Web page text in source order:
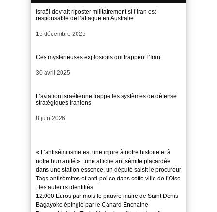
Israël devrait riposter militairement si l’Iran est
responsable de l’attaque en Australie
Date
15 décembre 2025
Ces mystérieuses explosions qui frappent l’Iran
Date
30 avril 2025
L’aviation israélienne frappe les systèmes de défense
stratégiques iraniens
Date
8 juin 2026
« L’antisémitisme est une injure à notre histoire et à
notre humanité » : une affiche antisémite placardée
dans une station essence, un député saisit le procureur
Tags antisémites et anti-police dans cette ville de l’Oise
: les auteurs identifiés
12.000 Euros par mois le pauvre maire de Saint Denis
Bagayoko épinglé par le Canard Enchaine